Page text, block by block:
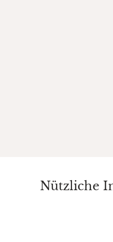
Nützliche